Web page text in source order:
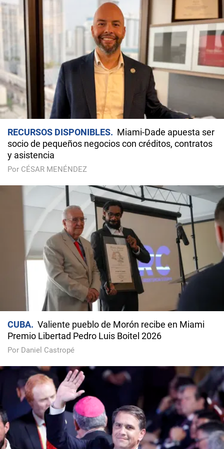
RECURSOS DISPONIBLES
Miami-Dade apuesta ser
socio de pequeños negocios con créditos, contratos
y asistencia
Por CÉSAR MENÉNDEZ
CUBA
Valiente pueblo de Morón recibe en Miami
Premio Libertad Pedro Luis Boitel 2026
Por Daniel Castropé